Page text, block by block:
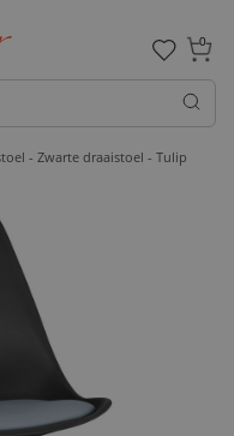
0
- Zwarte draaistoel - Tulip